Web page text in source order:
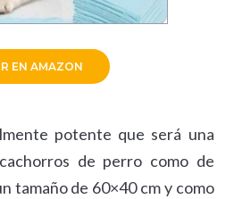
EN AMAZON
potente que será una
de perro como de
tamaño de 60×40 cm y como